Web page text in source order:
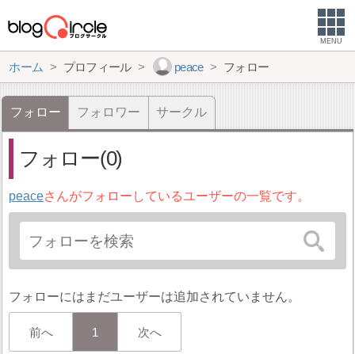
MENU
ホーム プロフィール peace フォロー
フォロー フォロワー サークル
フォロー(0)
peaceさんがフォローしているユーザーの一覧です。
フォローにはまだユーザーは追加されていません。
前へ 1 次へ